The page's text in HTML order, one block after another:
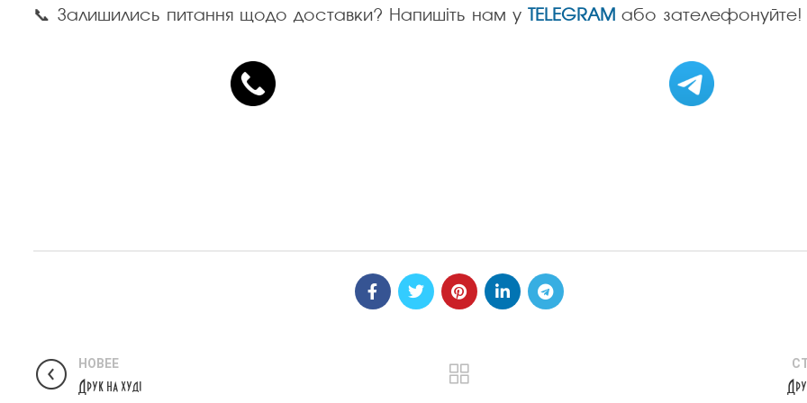
📞 Залишились питання щодо доставки? Напишіть нам у TELEGRAM або зателефонуйте!
НОВЕЕ
Друк на худі